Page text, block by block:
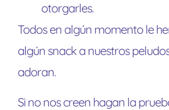
otorgarles.
Todos en algún momento le
algún snack a nuestros
adoran.
Si no nos creen hagan la